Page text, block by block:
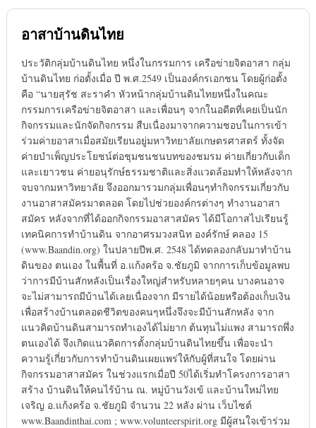
อาสาบ้านดินไทย
ประวัติกลุ่มบ้านดินไทย หนึ่งในกรรมการ เครือข่ายจิตอาสา กลุ่ม
บ้านดินไทย ก่อตั้งเมื่อ ปี พ.ศ.2549 เป็นองค์กรเอกชน โดยผู้ก่อตั้ง
คือ “นายสุรัช สะราคำ หัวหน้ากลุ่มบ้านดินไทยหนึ่งในคณะ
กรรมการเครือข่ายจิตอาสา และเพื่อนๆ จากในอดีตที่เคยเป็นนัก
กิจกรรมและนักจัดกิจกรรม สืบเนื่องมาจากความชอบในการเข้า
ร่วมค่ายอาสาเมื่อสมัยเรียนอยู่มหาวิทยาลัยเกษตรศาสตร์ ทั้งจัด
ค่ายบำเพ็ญประโยชน์ต่อชุมชนชนบทของชมรม ค่ายเกี่ยวกับเด็ก
และเยาวชน ค่ายอนุรักษ์ธรรมชาติและสิ่งแวดล้อมทำให้หลังจาก
จบจากมหาวิทยาลัย จึงออกมารวมกลุ่มเพื่อนๆทำกิจกรรมเกี่ยวกับ
งานอาสาสมัครมาตลอด โดยไปช่วยองค์กรต่างๆ ทำงานอาสา
สมัคร หลังจากที่ได้ออกกิจกรรมอาสาสมัคร ได้มีโอกาสไปเรียนรู้
เทคนิคการทำบ้านดิน จากอาศรมวงสนิท องค์รักษ์ คลอง 15
(www.Baandin.org) ในปลายปีพ.ศ. 2548 ได้ทดลองกลับมาทำบ้าน
ดินของ ตนเอง ในพื้นที่ อ.แก้งคร้อ จ.ชัยภูมิ จากการเก็บข้อมูลพบ
ว่าการมีบ้านสักหลังเป็นเรื่องใหญ่สำหรับหลายๆคน บางคนอาจ
จะไม่สามารถมีบ้านได้เลยเนื่องจาก มีรายได้น้อยหรือต้องเก็บเงิน
เพื่อสร้างบ้านตลอดชีวิตของคนๆหนึ่งจึงจะมีบ้านสักหลัง จาก
แนวคิดบ้านดินสามารถทำเองได้ไม่ยาก ต้นทุนไม่แพง สามารถพึ่ง
ตนเองได้ จึงเกิดแนวคิดการตั้งกลุ่มบ้านดินไทยขึ้น เพื่อจะนำ
ความรู้เกี่ยวกับการทำบ้านดินเผยแพร่ให้กับผู้ที่สนใจ โดยผ่าน
กิจกรรมอาสาสมัคร ในช่วงแรกเมื่อปี 50ได้เริ่มทำโครงการอาสา
สร้าง บ้านดินให้คนไร้บ้าน ณ. หมู่บ้านวังเข้ และบ้านใหม่ไทย
เจริญ อ.แก้งคร้อ จ.ชัยภูมิ จำนวน 22 หลัง ผ่าน เว็บไซต์
www.Baandinthai.com ; www.volunteerspirit.org มีผู้สนใจเข้าร่วม